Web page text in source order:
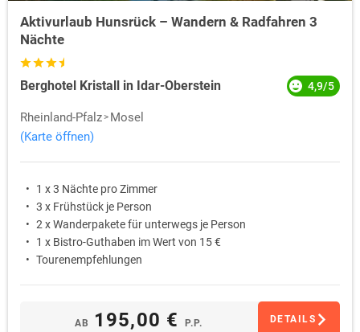
Aktivurlaub Hunsrück – Wandern & Radfahren 3
Nächte
Berghotel Kristall in Idar-Oberstein 4,9/5
Rheinland-Pfalz
Mosel
(Karte öffnen)
1 x 3 Nächte pro Zimmer
3 x Frühstück je Person
2 x Wanderpakete für unterwegs je Person
1 x Bistro-Guthaben im Wert von 15 €
Tourenempfehlungen
AB 195,00 € P.P. DETAILS